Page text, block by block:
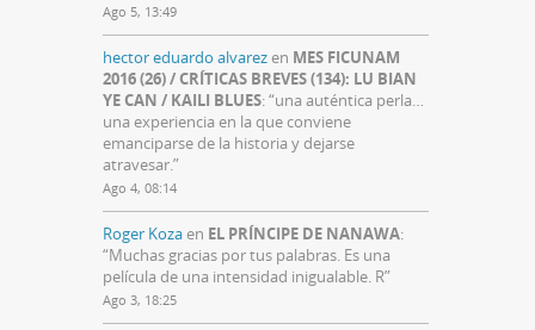
Ago 5, 13:49
hector eduardo alvarezen MES FICUNAM
2016 (26) / CRÍTICAS BREVES (134): LU BIAN
YE CAN / KAILI BLUES: “una auténtica perla…
una experiencia en la que conviene
emanciparse de la historia y dejarse
atravesar.”
Ago 4, 08:14
Roger Kozaen EL PRÍNCIPE DE NANAWA:
“Muchas gracias por tus palabras. Es una
película de una intensidad inigualable. R”
Ago 3, 18:25